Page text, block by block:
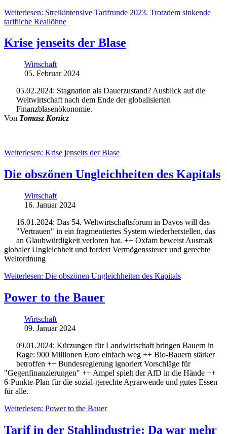
Weiterlesen: Streikintensive Tarifrunde 2023. Trotzdem sinkende
tarifliche Reallöhne
Krise jenseits der Blase
Wirtschaft
05. Februar 2024
05.02.2024: Stagnation als Dauerzustand? Ausblick auf die
Weltwirtschaft nach dem Ende der globalisierten
Finanzblasenökonomie.
Von Tomasz Konicz
Weiterlesen: Krise jenseits der Blase
Die obszönen Ungleichheiten des Kapitals
Wirtschaft
16. Januar 2024
16.01.2024: Das 54. Weltwirtschaftsforum in Davos will das
"Vertrauen" in ein fragmentiertes System wiederherstellen, das
an Glaubwürdigkeit verloren hat. ++ Oxfam beweist Ausmaß
globaler Ungleichheit und fordert Vermögenssteuer und gerechte
Weltordnung
Weiterlesen: Die obszönen Ungleichheiten des Kapitals
Power to the Bauer
Wirtschaft
09. Januar 2024
09.01.2024: Kürzungen für Landwirtschaft bringen Bauern in
Rage: 900 Millionen Euro einfach weg ++ Bio-Bauern stärker
betroffen ++ Bundesregierung ignoriert Vorschläge für
"Gegenfinanzierungen" ++ Ampel spielt der AfD in die Hände ++
6-Punkte-Plan für die sozial-gerechte Agrarwende und gutes Essen
für alle.
Weiterlesen: Power to the Bauer
Tarif in der Stahlindustrie: Da war mehr